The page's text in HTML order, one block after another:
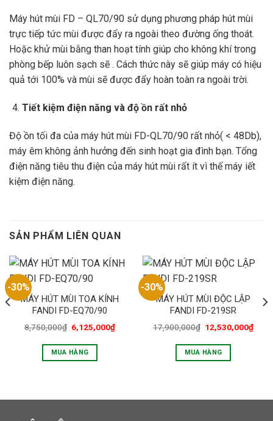
Máy hút mùi FD – QL70/90 sử dụng phương pháp hút mùi
trực tiếp tức mùi được đẩy ra ngoài theo đường ống thoát.
Hoặc khử mùi bằng than hoạt tính giúp cho không khí trong
phòng bếp luôn sạch sẽ . Cách thức này sẽ giúp máy có hiệu
quả tới 100% và mùi sẽ được đẩy hoàn toàn ra ngoài trời.
Tiết kiệm điện năng và độ ồn rất nhỏ
Độ ồn tối đa của máy hút mùi FD-QL70/90 rất nhỏ( < 48Db),
máy êm không ảnh hưởng đến sinh hoạt gia đình bạn. Tổng
điện năng tiêu thu điện của máy hút mùi rất ít vì thế máy iết
kiệm điện năng.
SẢN PHẨM LIÊN QUAN
-30%
MÁY HÚT MÙI TOA KÍNH
FANDI FD-EQ70/90
8,750,000₫ 6,125,000₫
MUA HÀNG
-30%
MÁY HÚT MÙI ĐỘC LẬP
FANDI FD-219SR
17,900,000₫ 12,530,000₫
MUA HÀNG